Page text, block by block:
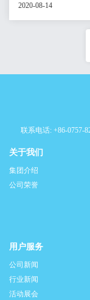
2020-08-14
联系电话: +86-0757-
关于我们
集团介绍
公司荣誉
用户服务
公司新闻
行业新闻
活动展会